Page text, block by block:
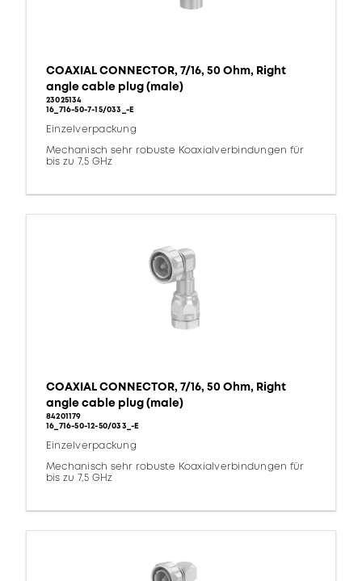
COAXIAL CONNECTOR, 7/16, 50 Ohm, Right
angle cable plug (male)
23025134
16_716-50-7-15/033_-E
Einzelverpackung
Mechanisch sehr robuste Koaxialverbindungen für
bis zu 7,5 GHz
COAXIAL CONNECTOR, 7/16, 50 Ohm, Right
angle cable plug (male)
84201179
16_716-50-12-50/033_-E
Einzelverpackung
Mechanisch sehr robuste Koaxialverbindungen für
bis zu 7,5 GHz